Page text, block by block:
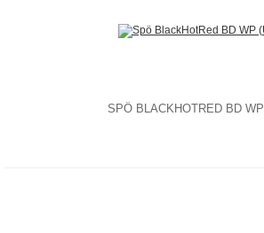
SPÖ BLACKHOTRED BD